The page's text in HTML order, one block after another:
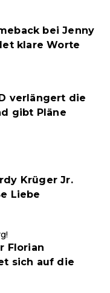
bei Jenny
klare Worte
verlängert die
gibt Pläne
Krüger Jr.
Liebe
Florian
sich auf die